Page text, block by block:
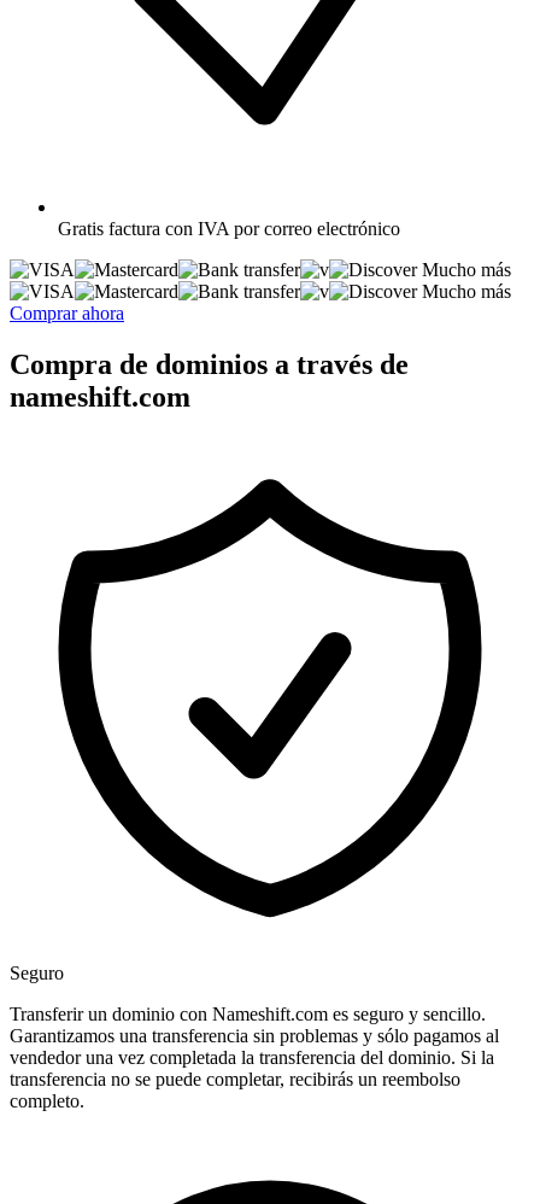
Gratis factura con IVA por correo electrónico
Mucho más
Mucho más
Comprar ahora
Compra de dominios a través de
nameshift.com
Seguro
Transferir un dominio con Nameshift.com es seguro y sencillo.
Garantizamos una transferencia sin problemas y sólo pagamos al
vendedor una vez completada la transferencia del dominio. Si la
transferencia no se puede completar, recibirás un reembolso
completo.